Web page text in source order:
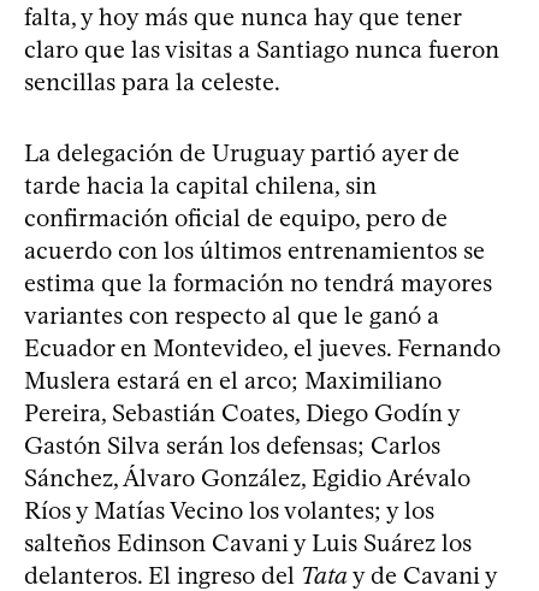
falta, y hoy más que nunca hay que tener
claro que las visitas a Santiago nunca fueron
sencillas para la celeste.
La delegación de Uruguay partió ayer de
tarde hacia la capital chilena, sin
confirmación oficial de equipo, pero de
acuerdo con los últimos entrenamientos se
estima que la formación no tendrá mayores
variantes con respecto al que le ganó a
Ecuador en Montevideo, el jueves. Fernando
Muslera estará en el arco; Maximiliano
Pereira, Sebastián Coates, Diego Godín y
Gastón Silva serán los defensas; Carlos
Sánchez, Álvaro González, Egidio Arévalo
Ríos y Matías Vecino los volantes; y los
salteños Edinson Cavani y Luis Suárez los
delanteros. El ingreso del Tatay de Cavani y